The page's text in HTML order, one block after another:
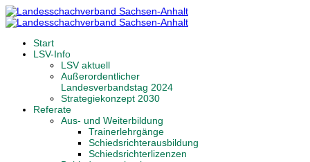
Start
LSV-Info
LSV aktuell
Außerordentlicher
Landesverbandstag 2024
Strategiekonzept 2030
Referate
Aus- und Weiterbildung
Trainerlehrgänge
Schiedsrichterausbildung
Schiedsrichterlizenzen